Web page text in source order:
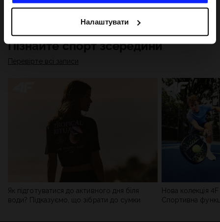
послуг.З вашої згоди ми також можемо ділитися
з метою націлювання та покращення відображення
відповідної онлайн-реклами, проведення аналітики,
відповідності вмісту та вдосконалення рішень, які
пропонують наші партнери (наприклад, соціальні
мережі). Детальну інформацію можна знайти в нашій
та в розділі «Деталі».
Налаштувати
Пізнайте спорт зсередини
Перевірте всі записи
Як підготуватися до активного дня біля
води? Підказуємо, що зібрати до сумки
Нова колекція
Спортивна